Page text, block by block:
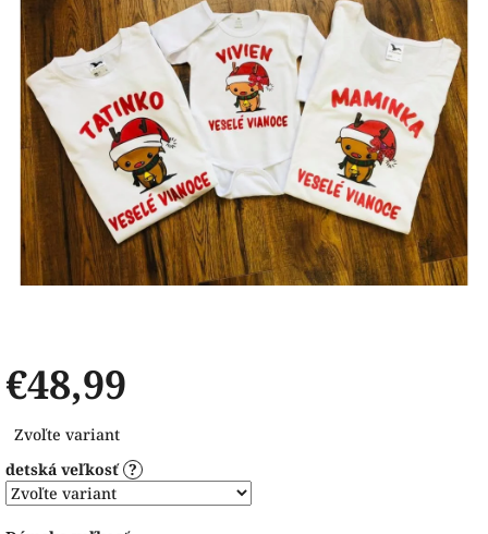
hviezdičiek.
€48,99
cena:
Zvoľte variant
detská veľkosť ?